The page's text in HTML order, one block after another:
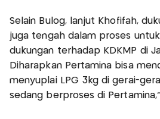
Selain Bulog, lanjut Khofifah,
juga tengah dalam proses
dukungan terhadap KDKMP di
Diharapkan Pertamina bisa
menyuplai LPG 3kg di gerai-
sedang berproses di